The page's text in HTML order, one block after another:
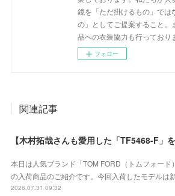
鏡を「ただ掛けるもの」では
の」としてご提案すること。
品への衣装協力も行っており
フォロー
関連記事
本日は人気ブランド「TOM FORD（トムフォード
の入荷商品のご紹介です。今回入荷したモデルは
2026.07.31 09:32